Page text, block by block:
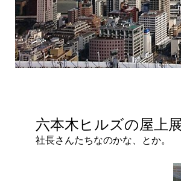
六本木ヒルズの屋上
社長さんたちなのかな、とか。